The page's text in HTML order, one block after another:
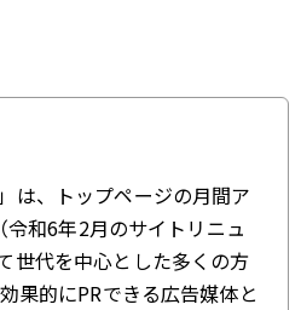
は、トップページの月間ア
和6年2月のサイトリニュ
世代を中心とした多くの方
果的にPRできる広告媒体と